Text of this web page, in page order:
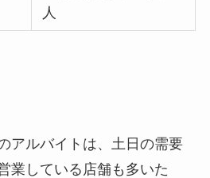
人
アルバイトは、土日の需要
業している店舗も多いた